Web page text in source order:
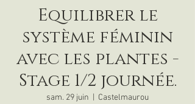
Equilibrer le
système féminin
avec les plantes -
Stage 1/2 journée.
sam. 29 juin Castelmaurou